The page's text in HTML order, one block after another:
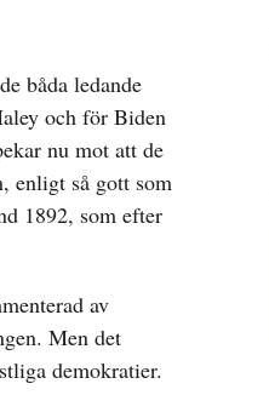
båda ledande
och för Biden
nu mot att de
enligt så gott som
1892, som efter
av
Men det
demokratier.